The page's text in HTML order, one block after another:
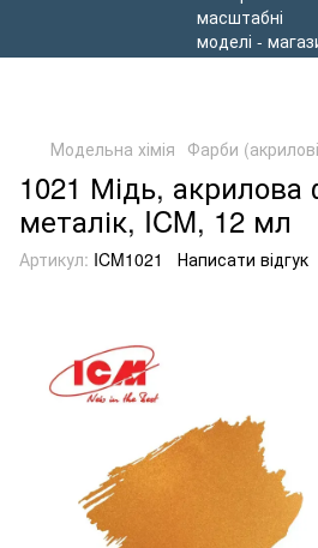
Модельна хімія Фарби
1021 Мідь, акрилова
металік, ICM, 12 мл
Артикул: ICM1021 Написати відгук